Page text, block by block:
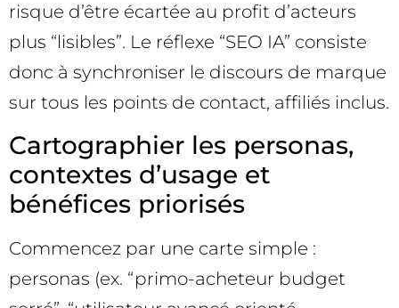
risque d’être écartée au profit d’acteurs
plus “lisibles”. Le réflexe “SEO IA” consiste
donc à synchroniser le discours de marque
sur tous les points de contact, affiliés inclus.
Cartographier les personas,
contextes d’usage et
bénéfices priorisés
Commencez par une carte simple :
personas (ex. “primo-acheteur budget